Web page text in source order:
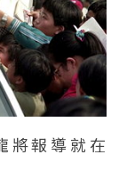
將報導就在